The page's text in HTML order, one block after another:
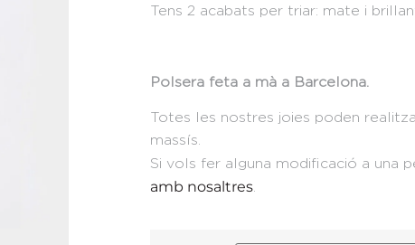
Tens 2 acabats per triar: mate i
Polsera feta a mà a Barcelona.
Totes les nostres joies poden
massís.
Si vols fer alguna modificació a una
amb nosaltres